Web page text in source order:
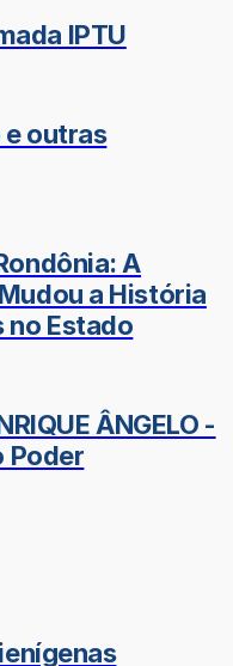
IPTU
e outras
A
a História
no Estado
ÂNGELO -
Poder